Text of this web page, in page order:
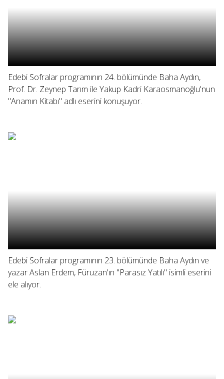
Edebi Sofralar programının 24. bölümünde Baha Aydın,
Prof. Dr. Zeynep Tarım ile Yakup Kadri Karaosmanoğlu'nun
"Anamın Kitabı" adlı eserini konuşuyor.
Edebi Sofralar programının 23. bölümünde Baha Aydın ve
yazar Aslan Erdem, Füruzan'ın "Parasız Yatılı" isimli eserini
ele alıyor.